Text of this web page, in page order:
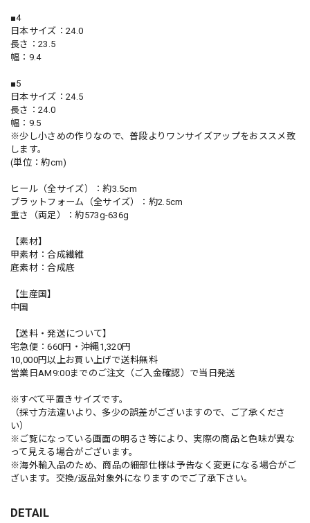
■4
日本サイズ：24.0
長さ：23.5
幅：9.4
■5
日本サイズ：24.5
長さ：24.0
幅：9.5
※少し小さめの作りなので、普段よりワンサイズアップをおススメ致
します。
(単位：約cm)
ヒール（全サイズ）：約3.5cm
プラットフォーム（全サイズ）：約2.5cm
重さ（両足）：約573g-636g
【素材】
甲素材：合成繊維
底素材：合成底
【生産国】
中国
【送料・発送について】
宅急便：660円・沖縄1,320円
10,000円以上お買い上げで送料無料
営業日AM9:00までのご注文（ご入金確認）で当日発送
※すべて平置きサイズです。
（採寸方法違いより、多少の誤差がございますので、ご了承くださ
い）
※ご覧になっている画面の明るさ等により、実際の商品と色味が異な
って見える場合がございます。
※海外輸入品のため、商品の細部仕様は予告なく変更になる場合がご
ざいます。交換/返品対象外になりますのでご了承下さい。
DETAIL